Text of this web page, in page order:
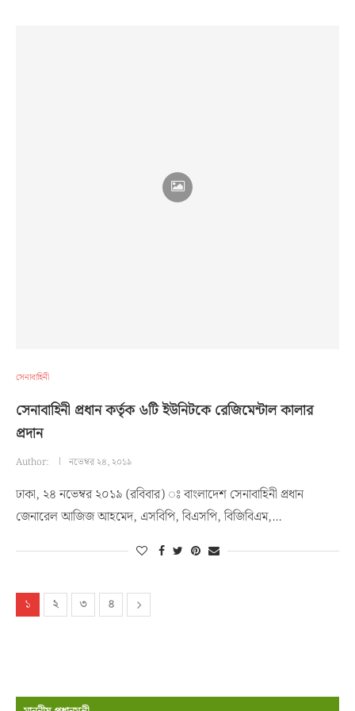
সেনাবাহিনী
সেনাবাহিনী প্রধান কর্তৃক ৬টি ইউনিটকে রেজিমেন্টাল কালার
প্রদান
Author: নভেম্বর ২৪, ২০১৯
ঢাকা, ২৪ নভেম্বর ২০১৯ (রবিবার) ঃ বাংলাদেশ সেনাবাহিনী প্রধান
জেনারেল আজিজ আহমেদ, এসবিপি, বিএসপি, বিজিবিএম,…
১ ২ ৩ ৪